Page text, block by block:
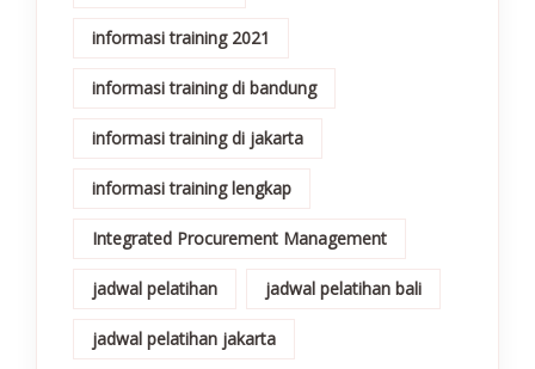
informasi training 2021
informasi training di bandung
informasi training di jakarta
informasi training lengkap
Integrated Procurement Management
jadwal pelatihan jadwal pelatihan bali
jadwal pelatihan jakarta